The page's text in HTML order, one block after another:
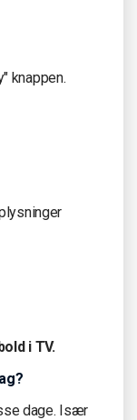
knappen.
i TV.
dage. Især